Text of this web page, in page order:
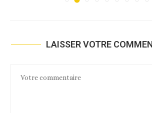
LAISSER VOTRE